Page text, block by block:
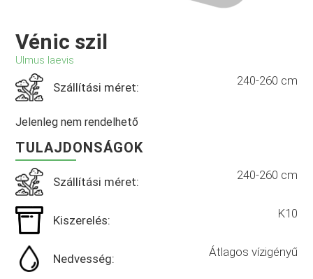
Vénic szil
Ulmus laevis
Szállítási méret: 240-260 cm
Jelenleg nem rendelhető
TULAJDONSÁGOK
Szállítási méret: 240-260 cm
Kiszerelés: K10
Nedvesség: Átlagos vízigényű